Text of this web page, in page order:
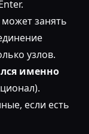
занять
узлов.
именно
если есть